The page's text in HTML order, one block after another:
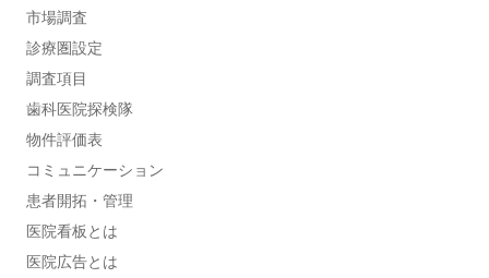
市場調査
診療圏設定
調査項目
歯科医院探検隊
物件評価表
コミュニケーション
患者開拓・管理
医院看板とは
医院広告とは